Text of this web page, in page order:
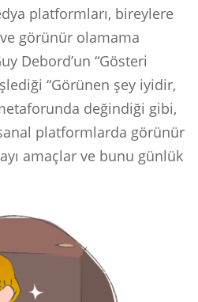
platformları, bireylere
görünür olamama
Debord’un “Gösteri
“Görünen şey iyidir,
değindiği gibi,
platformlarda görünür
amaçlar ve bunu günlük